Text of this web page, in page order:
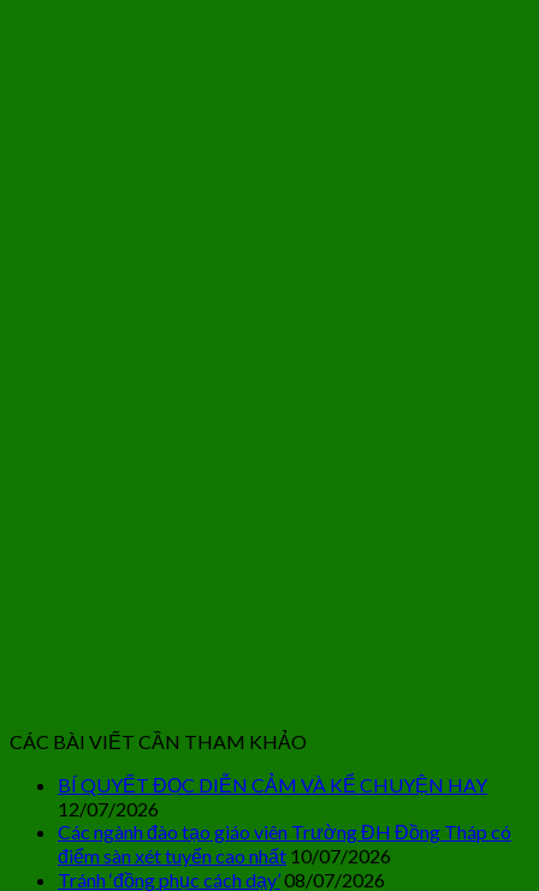
CÁC BÀI VIẾT CẦN THAM KHẢO
BÍ QUYẾT ĐỌC DIỄN CẢM VÀ KỂ CHUYỆN HAY
12/07/2026
Các ngành đào tạo giáo viên Trường ĐH Đồng Tháp có
điểm sàn xét tuyển cao nhất 10/07/2026
Tránh ‘đồng phục cách dạy’08/07/2026